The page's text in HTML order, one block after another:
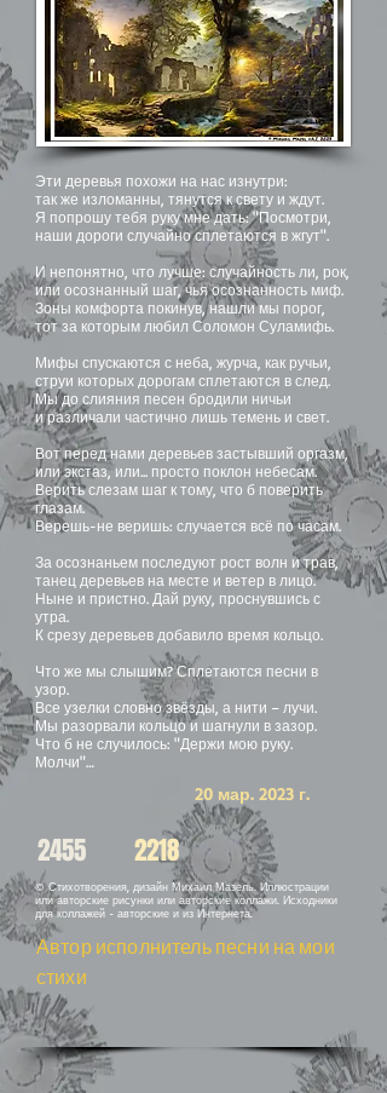
Эти деревья похожи на нас изнутри:
так же изломанны, тянутся к свету и ждут.
Я попрошу тебя руку мне дать: "Посмотри,
наши дороги случайно сплетаются в жгут".
И непонятно, что лучше: случайность ли, рок,
или осознанный шаг, чья осознанность миф.
Зоны комфорта покинув, нашли мы порог,
тот за которым любил Соломон Суламифь.
Мифы спускаются с неба, журча, как ручьи,
струи которых дорогам сплетаются в след.
Мы до слияния песен бродили ничьи
и различали частично лишь темень и свет.
Вот перед нами деревьев застывший оргазм,
или экстаз, или... просто поклон небесам.
Верить слезам шаг к тому, что б поверить
глазам.
Верешь-не веришь: случается всё по часам.
За осознаньем последуют рост волн и трав,
танец деревьев на месте и ветер в лицо.
Ныне и пристно. Дай руку, проснувшись с
утра.
К срезу деревьев добавило время кольцо.
Что же мы слышим? Сплетаются песни в
узор.
Все узелки словно звёзды, а нити – лучи.
Мы разорвали кольцо и шагнули в зазор.
Что б не случилось: "Держи мою руку.
Молчи"…
20 мар. 2023 г.
2455 2218
© Стихотворения, дизайн Михаил Мазель. Иллюстрации
или авторские рисунки или авторские коллажи. Исходники
для коллажей - авторские и из Интернета.
Автор исполнитель песни на мои
стихи